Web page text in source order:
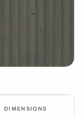
DIMENSIONS